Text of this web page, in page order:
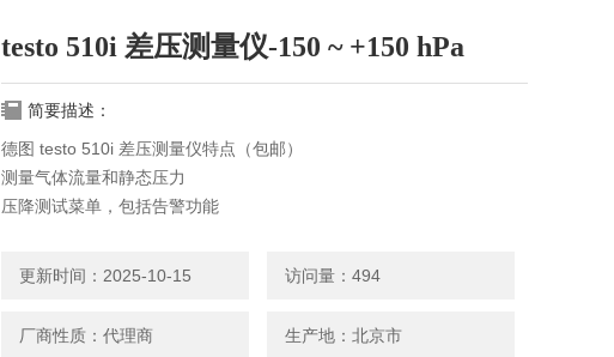
testo 510i 差压测量仪-150 ~ +150 hPa
简要描述：
德图 testo 510i 差压测量仪特点（包邮）
测量气体流量和静态压力
压降测试菜单，包括告警功能
方便安装的磁性支架
更新时间：2025-10-15 访问量：494
厂商性质：代理商 生产地：北京市